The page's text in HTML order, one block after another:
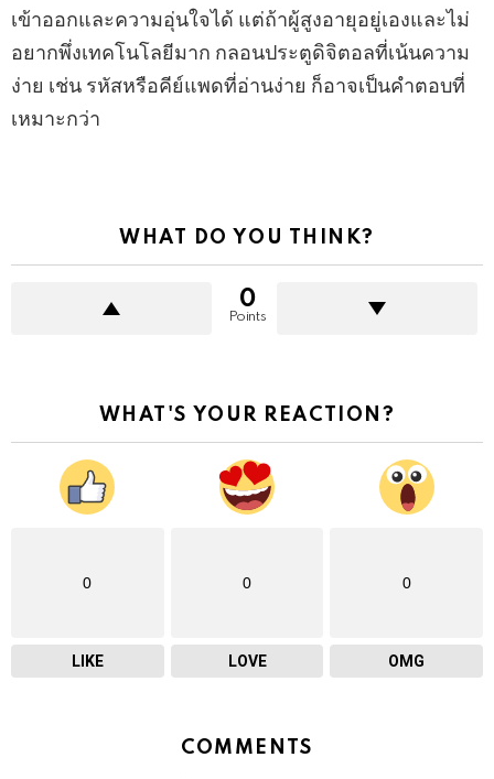
เข้าออกและความอุ่นใจได้ แต่ถ้าผู้สูงอายุอยู่เองและไม่
อยากพึ่งเทคโนโลยีมาก กลอนประตูดิจิตอลที่เน้นความ
ง่าย เช่น รหัสหรือคีย์แพดที่อ่านง่าย ก็อาจเป็นคำตอบที่
เหมาะกว่า
WHAT DO YOU THINK?
0
Points
WHAT'S YOUR REACTION?
0
LIKE
0
LOVE
0
OMG
COMMENTS